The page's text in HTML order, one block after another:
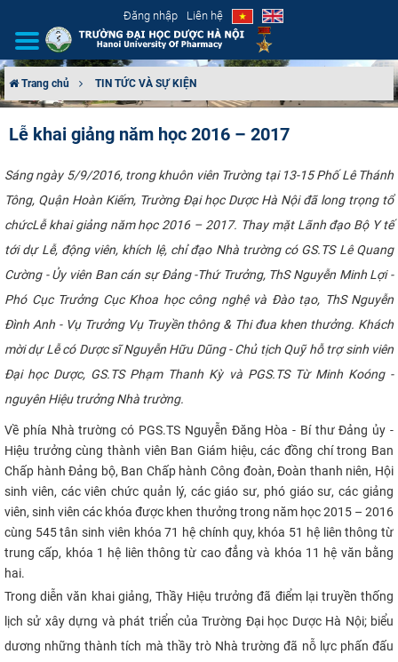
Đăng nhập Liên hệ
TUYỂN SINH
ĐÀO TẠO
ĐẢM BẢO CHẤT LƯỢNG
KHOA HỌC CÔNG NGHỆ
HTQT
CỰU NGƯỜI HỌC
Trang chủ TIN TỨC VÀ SỰ KIỆN
Lễ khai giảng năm học 2016 – 2017
Sáng ngày 5/9/2016, trong khuôn viên Trường tại 13-15 Phố Lê Thánh
Tông, Quận Hoàn Kiếm, Trường Đại học Dược Hà Nội đã long trọng tổ
chứcLễ khai giảng năm học 2016 – 2017.​​​ Thay mặt Lãnh đạo Bộ Y tế
tới dự Lễ, động viên, khích lệ, chỉ đạo Nhà trường có GS.TS Lê Quang
Cường - Ủy viên Ban cán sự Đảng -Thứ Trưởng, ThS Nguyễn Minh Lợi -
Phó Cục Trưởng Cục Khoa học công nghệ và Đào tạo, ThS Nguyễn
Đình Anh - Vụ Trưởng Vụ Truyền thông & Thi đua khen thưởng. Khách
mời dự Lễ có Dược sĩ Nguyễn Hữu Dũng - Chủ tịch Quỹ hỗ trợ sinh viên
Đại học Dược, GS.TS Phạm Thanh Kỳ và PGS.TS Từ Minh Koóng -
nguyên Hiệu trưởng Nhà trường.​​​​
Về phía Nhà trường có PGS.TS Nguyễn Đăng Hòa - Bí thư Đảng ủy -
Hiệu trưởng cùng thành viên Ban Giám hiệu, các đồng chí trong Ban
Chấp hành Đảng bộ, Ban Chấp hành Công đoàn, Đoàn thanh niên, Hội
sinh viên, các viên chức quản lý, các giáo sư, phó giáo sư, các giảng
viên, sinh viên các khóa được khen thưởng trong năm học 2015 – 2016
cùng 545 tân sinh viên khóa 71 hệ chính quy, khóa 51 hệ liên thông từ
trung cấp, khóa 1 hệ liên thông từ cao đẳng và khóa 11 hệ văn bằng
hai.
Trong diễn văn khai giảng, Thầy Hiệu trưởngđã điểm lại truyền thống
lịch sử xây dựng và phát triểncủa Trường Đại học Dược Hà Nội; biểu
dương những thành tích mà thầy trò Nhà trường đã nỗ lực phấn đấu